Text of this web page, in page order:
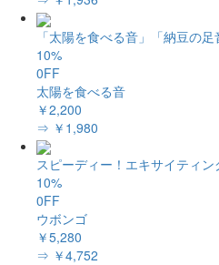
「太陽を食べる音」「納豆の
10%
0FF
太陽を食べる音
￥2,200
⇒ ￥1,980
スピーディー！エキサイティン
10%
0FF
ウボンゴ
￥5,280
⇒ ￥4,752